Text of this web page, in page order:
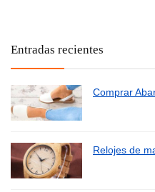
Entradas recientes
Comprar
Relojes de